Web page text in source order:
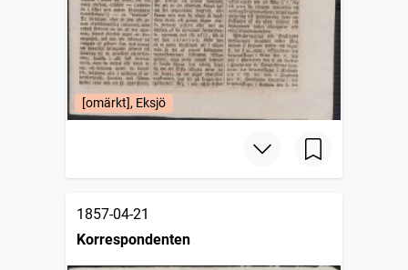
[omärkt], Eksjö
1857-04-21
Korrespondenten